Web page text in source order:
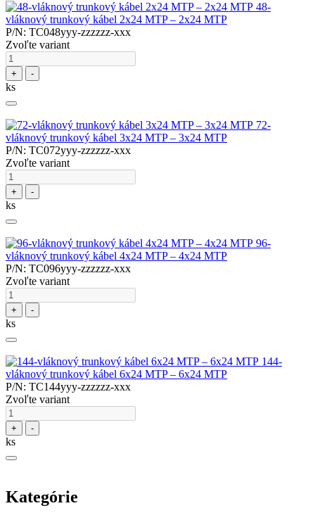
48-
vláknový trunkový kábel 2x24 MTP – 2x24 MTP
P/N: TC048yyy-zzzzzz-xxx
Zvoľte variant
+ -
ks
72-
vláknový trunkový kábel 3x24 MTP – 3x24 MTP
P/N: TC072yyy-zzzzzz-xxx
Zvoľte variant
+ -
ks
96-
vláknový trunkový kábel 4x24 MTP – 4x24 MTP
P/N: TC096yyy-zzzzzz-xxx
Zvoľte variant
+ -
ks
144-
vláknový trunkový kábel 6x24 MTP – 6x24 MTP
P/N: TC144yyy-zzzzzz-xxx
Zvoľte variant
+ -
ks
Kategórie